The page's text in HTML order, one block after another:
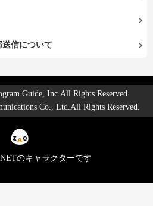
信について
Guide, Inc.All Rights Reserved.
Co., Ltd.All Rights Reserved.
のキャラクターです